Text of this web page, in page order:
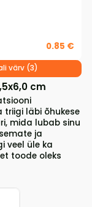
cm
triigi läbi õhukese
mida lubab sinu
ja
veel üle ka
toode oleks
0.85 €
värv (3)